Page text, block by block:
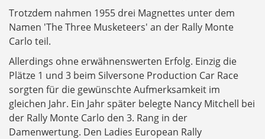
Trotzdem nahmen 1955 drei Magnettes unter dem
Namen 'The Three Musketeers' an der Rally Monte
Carlo teil.
Allerdings ohne erwähnenswerten Erfolg. Einzig die
Plätze 1 und 3 beim Silversone Production Car Race
sorgten für die gewünschte Aufmerksamkeit im
gleichen Jahr. Ein Jahr später belegte Nancy Mitchell bei
der Rally Monte Carlo den 3. Rang in der
Damenwertung. Den Ladies European Rally